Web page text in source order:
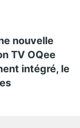
nouvelle
TV OQee
intégré, le